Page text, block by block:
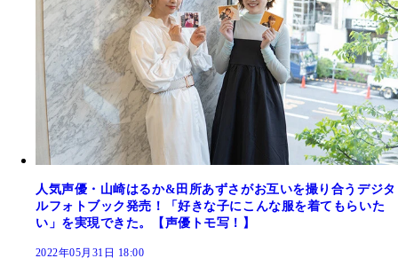
人気声優・山崎はるか&田所あずさがお互いを撮り合うデジタ
ルフォトブック発売！「好きな子にこんな服を着てもらいた
い」を実現できた。【声優トモ写！】
2022年05月31日 18:00